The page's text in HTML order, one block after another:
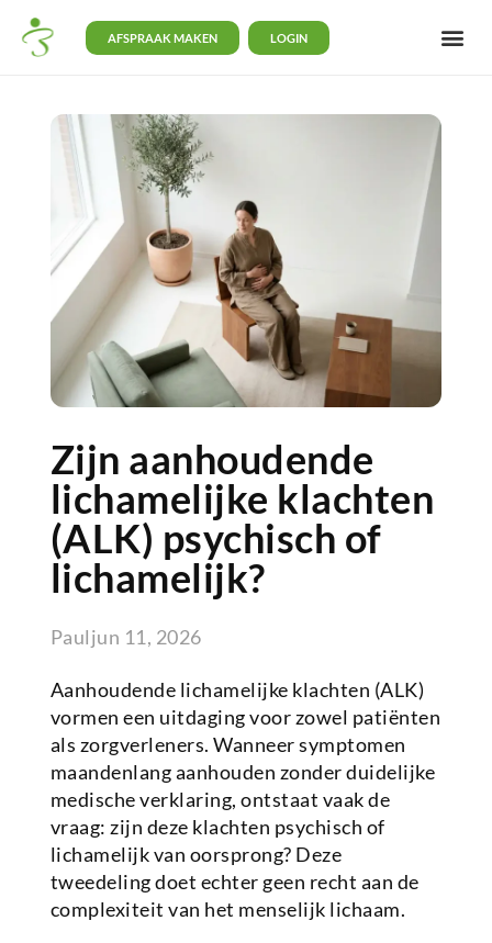
AFSPRAAK MAKEN LOGIN
Zijn aanhoudende
lichamelijke klachten
(ALK) psychisch of
lichamelijk?
Pauljun 11, 2026
Aanhoudende lichamelijke klachten (ALK)
vormen een uitdaging voor zowel patiënten
als zorgverleners. Wanneer symptomen
maandenlang aanhouden zonder duidelijke
medische verklaring, ontstaat vaak de
vraag: zijn deze klachten psychisch of
lichamelijk van oorsprong? Deze
tweedeling doet echter geen recht aan de
complexiteit van het menselijk lichaam.